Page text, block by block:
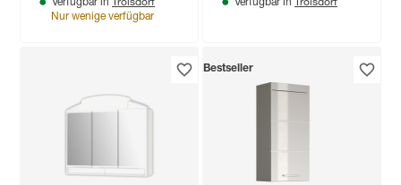
Verfügbar in
Nur wenige verfügbar
Verfügbar in
Bestseller